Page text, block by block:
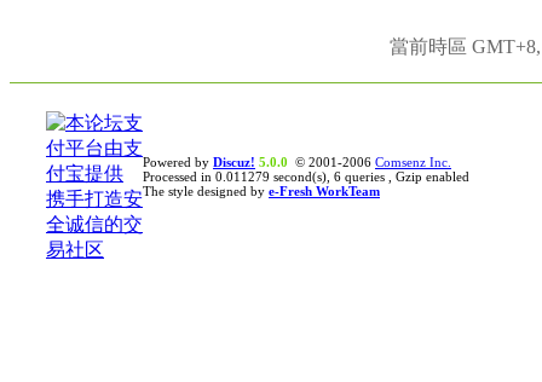
當前時區
Powered by Discuz! 5.0.0 © 2001-2006 Comsenz Inc.
Processed in 0.011279 second(s), 6 queries , Gzip enabled
The style designed by e-Fresh WorkTeam